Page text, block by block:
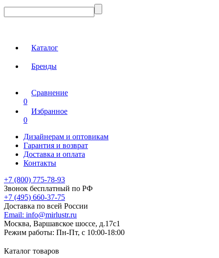
Каталог
Бренды
Сравнение
0
Избранное
0
Дизайнерам и оптовикам
Гарантия и возврат
Доставка и оплата
Контакты
+7 (800) 775-78-93
Звонок бесплатный по РФ
+7 (495) 660-37-75
Доставка по всей России
Email: info@mirlustr.ru
Москва, Варшавское шоссе, д.17c1
Режим работы: Пн-Пт, с 10:00-18:00
Каталог товаров